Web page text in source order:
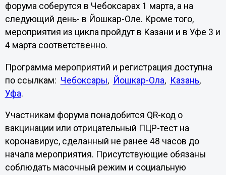
форума соберутся в Чебоксарах 1 марта, а на
следующий день- в Йошкар-Оле. Кроме того,
мероприятия из цикла пройдут в Казани и в Уфе 3 и
4 марта соответственно.
Программа мероприятий и регистрация доступна
по ссылкам: Чебоксары, Йошкар-Ола, Казань,
Уфа.
Участникам форума понадобится QR-код о
вакцинации или отрицательный ПЦР-тест на
коронавирус, сделанный не ранее 48 часов до
начала мероприятия. Присутствующие обязаны
соблюдать масочный режим и социальную